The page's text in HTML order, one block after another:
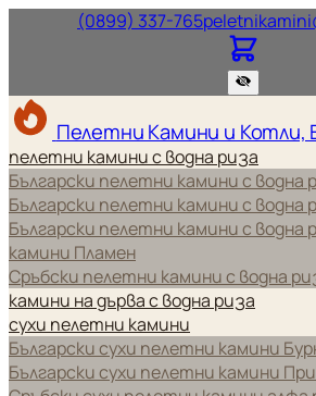
(0899) 337-765Нашият
Пелетни Камини и Котли,
пелетни камини с водна риза
Български пелетни камини с водна
Български пелетни камини с водна
Български пелетни камини с водна
камини Пламен
Сръбски пелетни камини с водна
камини на дърва с водна риза
сухи пелетни камини
Български сухи пелетни камини
Български сухи пелетни камини